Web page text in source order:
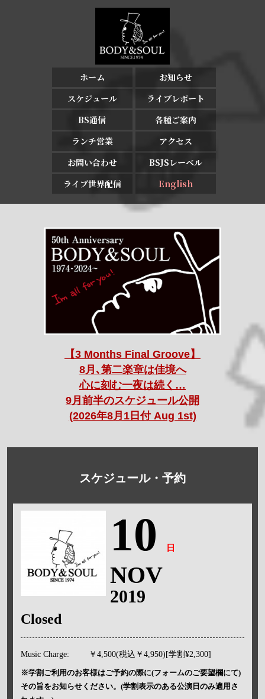
ホーム
お知らせ
スケジュール
ライブレポート
BS通信
各種ご案内
ランチ営業
アクセス
お問い合わせ
BSJSレーベル
ライブ世界配信
English
【3 Months Final Groove】
8月､第二楽章は佳境へ
心に刻む一夜は続く…
9月前半のスケジュール公開
(2026年8月1日付 Aug 1st)
スケジュール・予約
10 日
NOV
2019
Closed
Music Charge: ￥4,500(税込￥4,950)[学割¥2,300]
※学割ご利用のお客様はご予約の際に(フォームのご要望欄にて)
その旨をお知らせください。(学割表示のある公演日のみ適用さ